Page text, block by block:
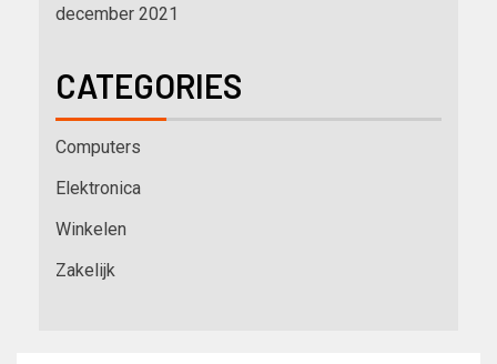
december 2021
CATEGORIES
Computers
Elektronica
Winkelen
Zakelijk